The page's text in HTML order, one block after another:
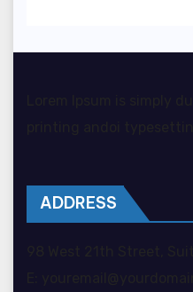
ADDRESS